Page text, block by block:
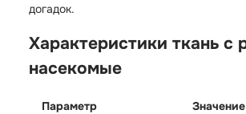
догадок.
Характеристики ткань с
насекомые
Параметр
Значение